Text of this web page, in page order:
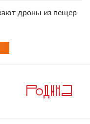
дроны из пещер